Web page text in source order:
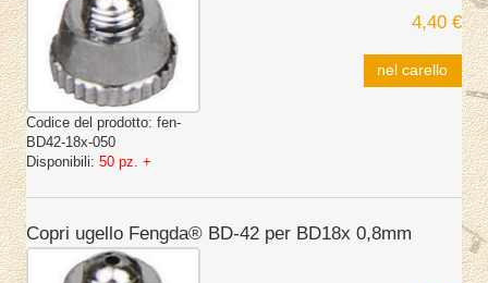
Codice del prodotto: fen-
BD42-18x-050
Disponibili: 50 pz. +
4,40 €
nel carello
Copri ugello Fengda® BD-42 per BD18x 0,8mm